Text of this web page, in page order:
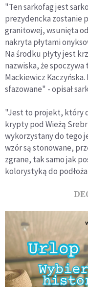
"Ten sarkofag jest
prezydencka zostanie
granitowej, wsunięta
nakryta płytami
Na środku płyty jest
nazwiska, że spoczywa
Mackiewicz
sfazowane" - opisał
"Jest to projekt, który
krypty pod Wieżą
wykorzystany do tego
wzór są stonowane,
zgrane, tak samo jak
kolorystyką do